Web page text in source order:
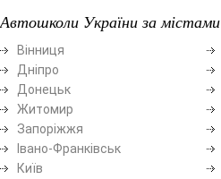
Автошколи України за містами
Вінниця
Дніпро
Донецьк
Житомир
Запоріжжя
Івано-Франківськ
Київ